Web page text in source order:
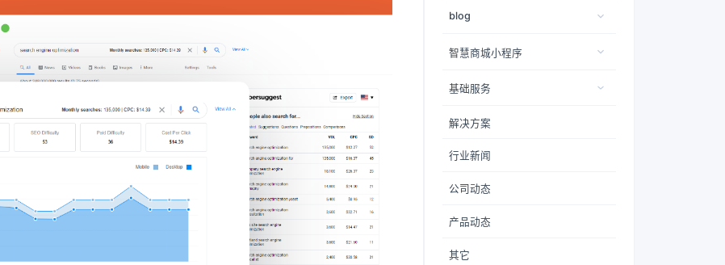
blog
智慧商城小程序
基础服务
解决方案
行业新闻
公司动态
产品动态
其它